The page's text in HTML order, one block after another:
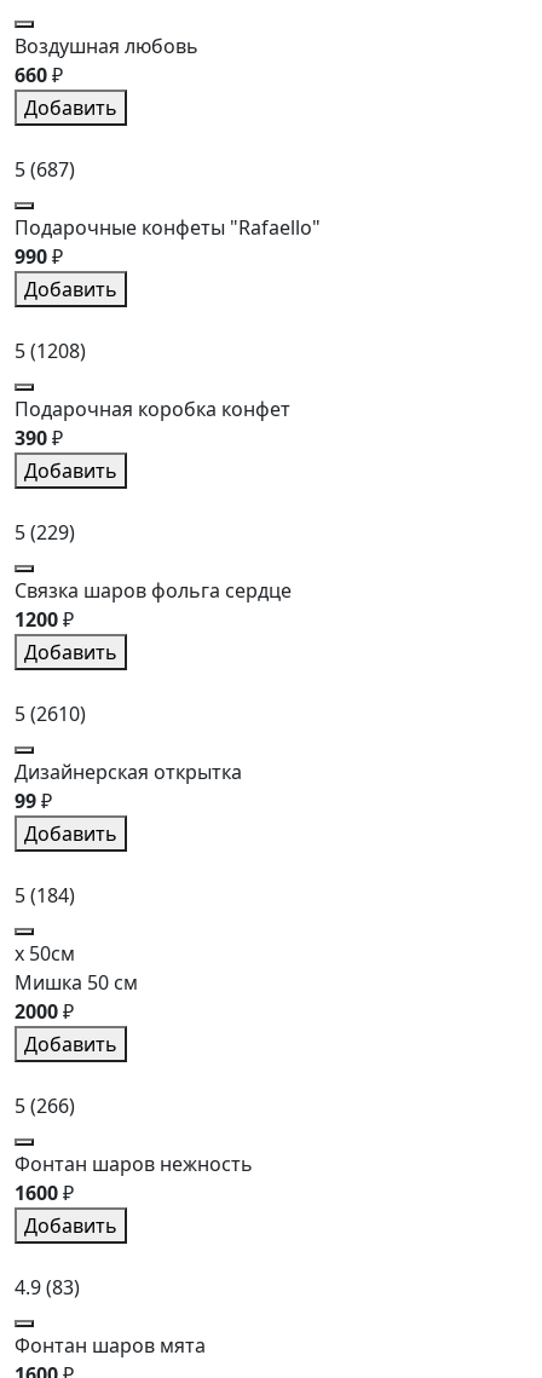
Воздушная любовь
660₽
Добавить
5(687)
Подарочные конфеты "Rafaello"
990₽
Добавить
5(1208)
Подарочная коробка конфет
390₽
Добавить
5(229)
Связка шаров фольга сердце
1200₽
Добавить
5(2610)
Дизайнерская открытка
99₽
Добавить
5(184)
x 50см
Мишка 50 см
2000₽
Добавить
5(266)
Фонтан шаров нежность
1600₽
Добавить
4.9(83)
Фонтан шаров мята